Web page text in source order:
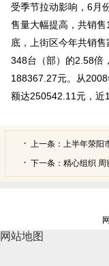
受季节拉动影响，6月
售量大幅提高，共销
底，上街区今年共销
348台（部）的2.58倍
188367.27元。从
额达250542.11元，近
上一条： 上半年荥阳
下一条： 精心组织 周
网站地图